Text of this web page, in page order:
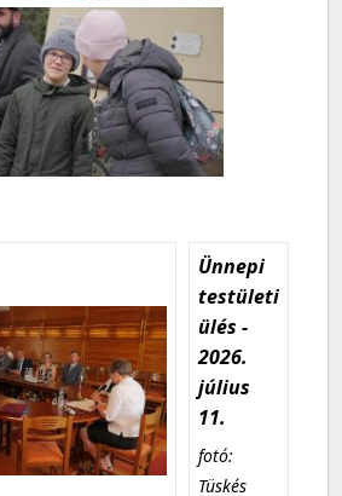
Ünnepi
testületi
ülés -
2026.
július
11.
fotó:
Tüskés